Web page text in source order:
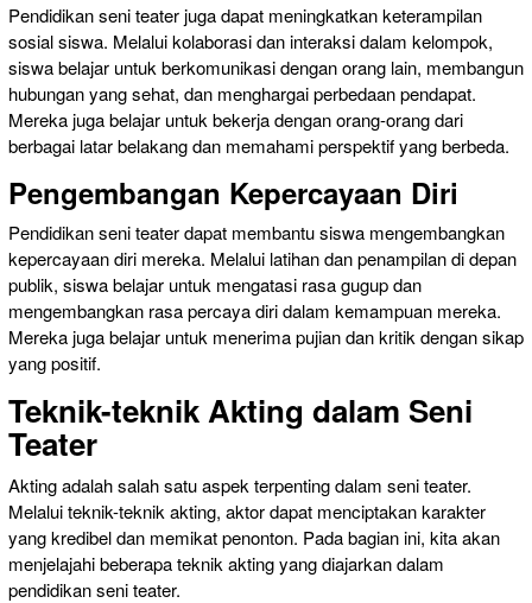
Pendidikan seni teater juga dapat meningkatkan keterampilan
sosial siswa. Melalui kolaborasi dan interaksi dalam kelompok,
siswa belajar untuk berkomunikasi dengan orang lain, membangun
hubungan yang sehat, dan menghargai perbedaan pendapat.
Mereka juga belajar untuk bekerja dengan orang-orang dari
berbagai latar belakang dan memahami perspektif yang berbeda.
Pengembangan Kepercayaan Diri
Pendidikan seni teater dapat membantu siswa mengembangkan
kepercayaan diri mereka. Melalui latihan dan penampilan di depan
publik, siswa belajar untuk mengatasi rasa gugup dan
mengembangkan rasa percaya diri dalam kemampuan mereka.
Mereka juga belajar untuk menerima pujian dan kritik dengan sikap
yang positif.
Teknik-teknik Akting dalam Seni
Teater
Akting adalah salah satu aspek terpenting dalam seni teater.
Melalui teknik-teknik akting, aktor dapat menciptakan karakter
yang kredibel dan memikat penonton. Pada bagian ini, kita akan
menjelajahi beberapa teknik akting yang diajarkan dalam
pendidikan seni teater.